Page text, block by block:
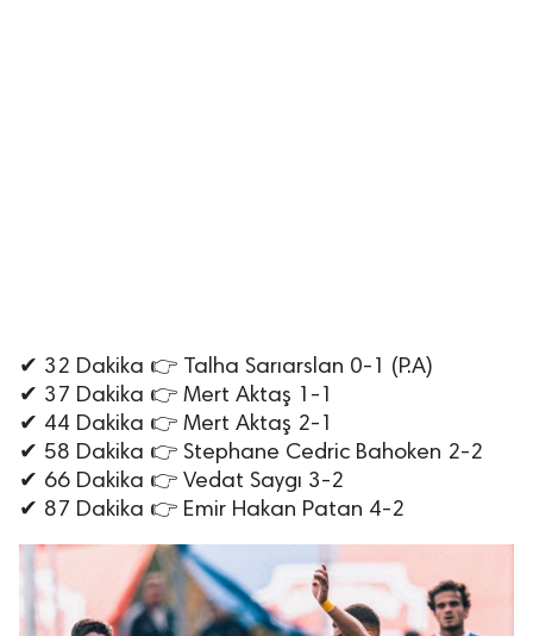
✔ 32 Dakika 👉 Talha Sarıarslan 0-1 (P.A)
✔ 37 Dakika 👉 Mert Aktaş 1-1
✔ 44 Dakika 👉 Mert Aktaş 2-1
✔ 58 Dakika 👉 Stephane Cedric Bahoken 2-2
✔ 66 Dakika 👉 Vedat Saygı 3-2
✔ 87 Dakika 👉 Emir Hakan Patan 4-2